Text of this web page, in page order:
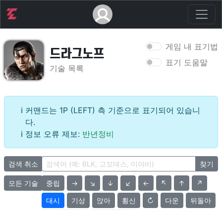
게임 내 표기법
표기 도움말
드라그노프
기술 목록
커맨드는 1P (LEFT) 측 기준으로 표기되어 있습니
다.
정보 오류 제보: 반년정비
검색 취소 찾기
모든 기술 중립 → ↘ ↓ ↙ ← ↖ ↑ ↗
대시 기상 앉아 횡신 ↻ 다운 뒤돌아